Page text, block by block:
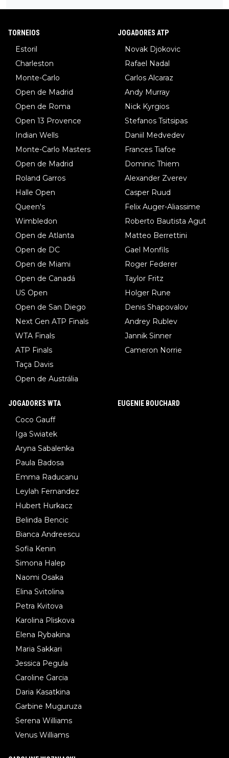
TORNEIOS
Estoril
Charleston
Monte-Carlo
Open de Madrid
Open de Roma
Open 13 Provence
Indian Wells
Monte-Carlo Masters
Open de Madrid
Roland Garros
Halle Open
Queen's
Wimbledon
Open de Atlanta
Open de DC
Open de Miami
Open de Canadá
US Open
Open de San Diego
Next Gen ATP Finals
WTA Finals
ATP Finals
Taça Davis
Open de Austrália
JOGADORES ATP
Novak Djokovic
Rafael Nadal
Carlos Alcaraz
Andy Murray
Nick Kyrgios
Stefanos Tsitsipas
Daniil Medvedev
Frances Tiafoe
Dominic Thiem
Alexander Zverev
Casper Ruud
Felix Auger-Aliassime
Roberto Bautista Agut
Matteo Berrettini
Gael Monfils
Roger Federer
Taylor Fritz
Holger Rune
Denis Shapovalov
Andrey Rublev
Jannik Sinner
Cameron Norrie
JOGADORES WTA
Coco Gauff
Iga Swiatek
Aryna Sabalenka
Paula Badosa
Emma Raducanu
Leylah Fernandez
Hubert Hurkacz
Belinda Bencic
Bianca Andreescu
Sofia Kenin
Simona Halep
Naomi Osaka
Elina Svitolina
Petra Kvitova
Karolina Pliskova
Elena Rybakina
Maria Sakkari
Jessica Pegula
Caroline Garcia
Daria Kasatkina
Garbine Muguruza
Serena Williams
Venus Williams
EUGENIE BOUCHARD